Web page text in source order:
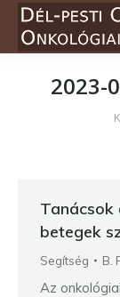
2023-
Tanácsok
betegek
Segítség B.
Az